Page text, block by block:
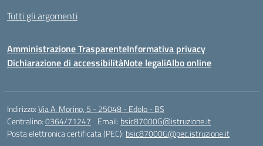
Tutti gli argomenti
Amministrazione TrasparenteInformativa privacy
Dichiarazione di accessibilitàNote legaliAlbo online
Indirizzo:Via A. Morino, 5 - 25048 - Edolo - BS
Centralino:0364/71247 Email: bsic87000G@istruzione.it
Posta elettronica certificata (PEC): bsic87000G@pec.istruzione.it